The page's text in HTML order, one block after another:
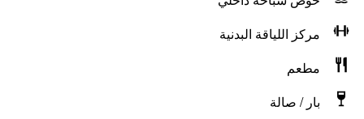
مركز اللياقة البدنية
مطعم
بار / صالة